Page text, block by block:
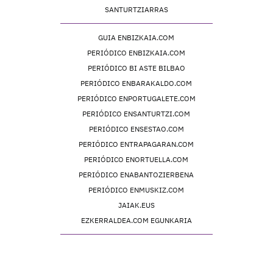
SANTURTZIARRAS
GUIA ENBIZKAIA.COM
PERIÓDICO ENBIZKAIA.COM
PERIÓDICO BI ASTE BILBAO
PERIÓDICO ENBARAKALDO.COM
PERIÓDICO ENPORTUGALETE.COM
PERIÓDICO ENSANTURTZI.COM
PERIÓDICO ENSESTAO.COM
PERIÓDICO ENTRAPAGARAN.COM
PERIÓDICO ENORTUELLA.COM
PERIÓDICO ENABANTOZIERBENA
PERIÓDICO ENMUSKIZ.COM
JAIAK.EUS
EZKERRALDEA.COM EGUNKARIA